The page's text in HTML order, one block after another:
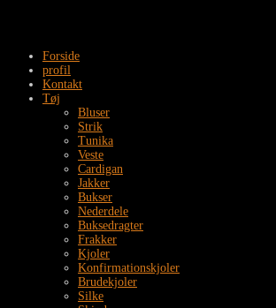
Forside
profil
Kontakt
Tøj
Bluser
Strik
Tunika
Veste
Cardigan
Jakker
Bukser
Nederdele
Buksedragter
Frakker
Kjoler
Konfirmationskjoler
Brudekjoler
Silke